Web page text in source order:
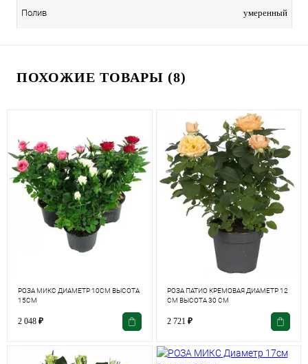
Полив умеренный
ПОХОЖИЕ ТОВАРЫ (8)
РОЗА МИКС ДИАМЕТР 10СМ ВЫСОТА
15СМ
2 048 ₽
РОЗА ПАТИО КРЕМОВАЯ ДИАМЕТР 12
СМ ВЫСОТА 30 СМ
2 721 ₽